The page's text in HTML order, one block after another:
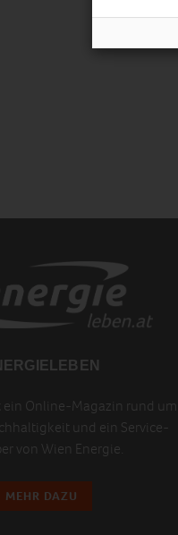
ein Online-Magazin rund um
und ein Service-
von Wien Energie.
MEHR DAZU